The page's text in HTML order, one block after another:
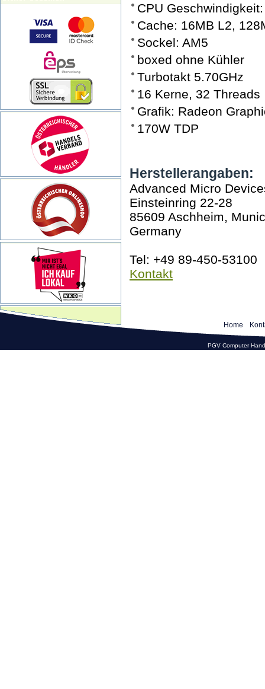
CPU
Cache: 16MB L2,
Sockel: AM5
boxed ohne Kühler
Turbotakt 5.70GHz
16 Kerne, 32 Threads
Grafik: Radeon
170W TDP
Herstellerangaben:
Advanced Micro
Einsteinring 22-28
85609 Aschheim,
Germany
Tel: +49 89-450-53100
Kontakt
Home
PGV Computer